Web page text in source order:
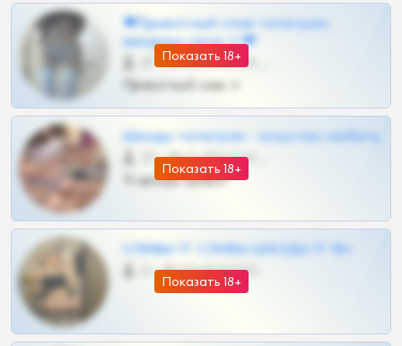
Показать 18+
❤Приватный слив телеграм,
шкодных шкур тг❤
57 •
Приватный слив тг
Показать 18+
Шкоды телеграм - искуство любить
27 •
Тг шкоды приват
Показать 18+
СЛИВЫ ТГ СЛИВЫ ШКОДЫ ТГ 18+
0 •